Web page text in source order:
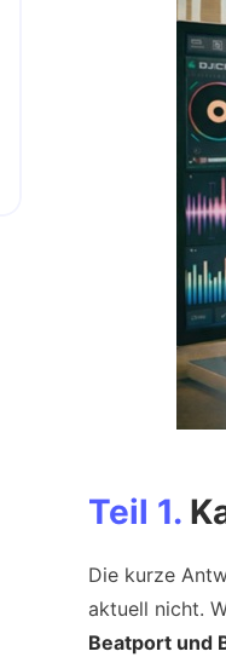
Teil 1.
Die kurze
aktuell nicht.
Beatport und